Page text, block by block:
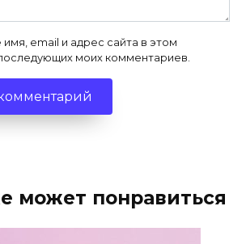
email и адрес сайта в этом
моих комментариев.
может понравиться